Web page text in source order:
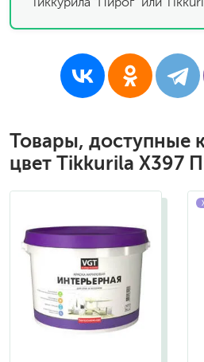
Товары, доступные
цвет Tikkurila X397